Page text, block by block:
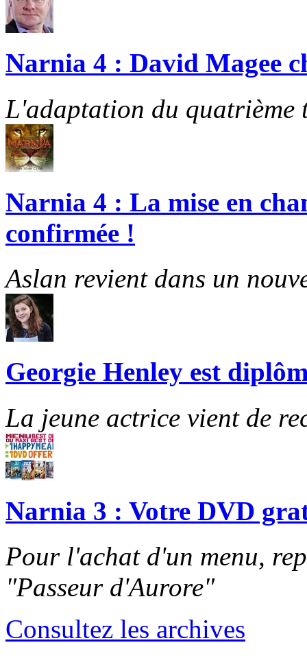
Narnia 4 : David Magee
L'adaptation du quatrième
Narnia 4 : La mise en
confirmée !
Aslan revient dans un
Georgie Henley est
La jeune actrice vient de
Narnia 3 : Votre DVD
Pour l'achat d'un menu,
"Passeur d'Aurore"
Consultez les archives